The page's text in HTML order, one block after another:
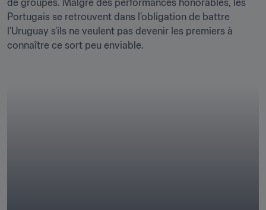
de groupes. Malgré des performances honorables, les
Portugais se retrouvent dans l’obligation de battre
l’Uruguay s’ils ne veulent pas devenir les premiers à
connaître ce sort peu enviable.